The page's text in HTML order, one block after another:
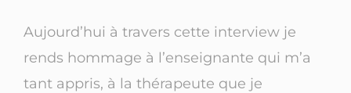
Aujourd’hui à travers cette interview je
rends hommage à l’enseignante qui m’a
tant appris, à la thérapeute que je